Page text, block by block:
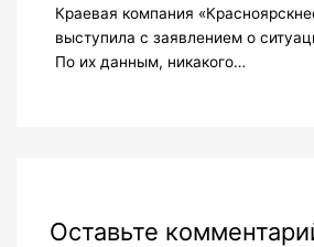
Краевая компания
выступила с заявлением о
По их данным, никакого…
Оставьте